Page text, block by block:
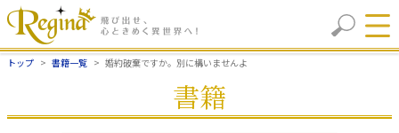
トップ 書籍一覧 婚約破棄ですか。別に構いませんよ
書籍